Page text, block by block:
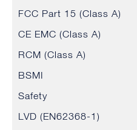
FCC Part 15 (Class A)
CE EMC (Class A)
RCM (Class A)
BSMI
Safety
LVD (EN62368-1)